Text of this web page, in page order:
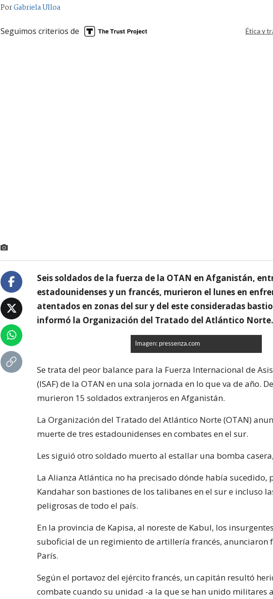
PorGabriela Ulloa
Seguimos criterios de Ética y
Seis soldados de la fuerza de la OTAN en Afganistán,
estadounidenses y un francés, murieron el lunes en
atentados en zonas del sur y del este consideradas
informó la Organización del Tratado del Atlántico Norte.
Imagen: pressenza.com
Se trata del peor balance para la Fuerza Internacional de
(ISAF) de la OTAN en una sola jornada en lo que va de año.
murieron 15 soldados extranjeros en Afganistán.
La Organización del Tratado del Atlántico Norte (OTAN)
muerte de tres estadounidenses en combates en el sur.
Les siguió otro soldado muerto al estallar una bomba
La Alianza Atlántica no ha precisado dónde había sucedido,
Kandahar son bastiones de los talibanes en el sur e incluso
peligrosas de todo el país.
En la provincia de Kapisa, al noreste de Kabul, los
suboficial de un regimiento de artillería francés, anunciaron
París.
Según el portavoz del ejército francés, un capitán resultó
combate cuando su unidad -a la que se han unido militares